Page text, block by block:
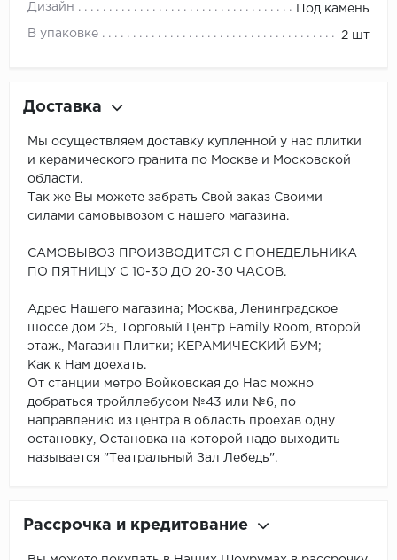
Дизайн Под камень
В упаковке 2 шт
Доставка
Мы осуществляем доставку купленной у нас плитки
и керамического гранита по Москве и Московской
области.
Так же Вы можете забрать Свой заказ Своими
силами самовывозом с нашего магазина.
САМОВЫВОЗ ПРОИЗВОДИТСЯ С ПОНЕДЕЛЬНИКА
ПО ПЯТНИЦУ С 10-30 ДО 20-30 ЧАСОВ.
Адрес Нашего магазина; Москва, Ленинградское
шоссе дом 25, Торговый Центр Family Room, второй
этаж., Магазин Плитки; КЕРАМИЧЕСКИЙ БУМ;
Как к Нам доехать.
От станции метро Войковская до Нас можно
добраться тройллебусом №43 или №6, по
направлению из центра в область проехав одну
остановку, Остановка на которой надо выходить
называется "Театральный Зал Лебедь".
Рассрочка и кредитование